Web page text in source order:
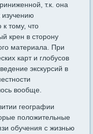
т.к. она
изучению
тому, что
крен в сторону
материала. При
карт и глобусов
экскурсий в
вообще.
географии
положительные
обучения с жизнью